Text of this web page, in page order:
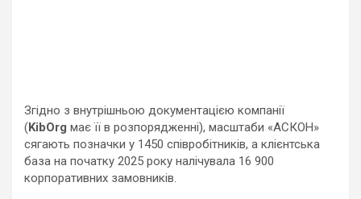
Згідно з внутрішньою документацією компанії
(KibOrg має її в розпорядженні), масштаби «АСКОН»
сягають позначки у 1450 співробітників, а клієнтська
база на початку 2025 року налічувала 16 900
корпоративних замовників.